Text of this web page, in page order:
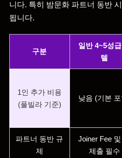
니다. 특히 밤문화 파트너 동반
됩니다.
구분
일반 4~5성
텔
1인 추가 비용
(풀빌라 기준)
낮음 (기본
파트너 동반 규
제
Joiner Fee
제출 필수